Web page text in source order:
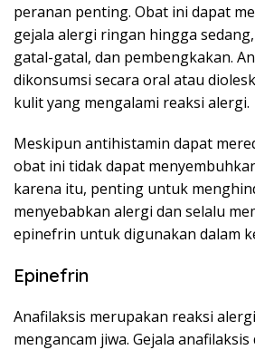
peranan penting. Obat ini dapat
gejala alergi ringan hingga
gatal-gatal, dan pembengkakan.
dikonsumsi secara oral atau
kulit yang mengalami reaksi alergi.
Meskipun antihistamin dapat
obat ini tidak dapat
karena itu, penting untuk
menyebabkan alergi dan selalu
epinefrin untuk digunakan dalam
Epinefrin
Anafilaksis merupakan reaksi
mengancam jiwa. Gejala